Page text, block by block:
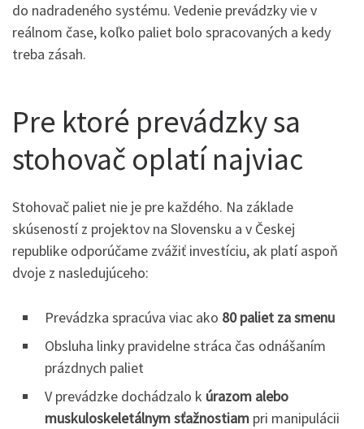
do nadradeného systému. Vedenie prevádzky vie v
reálnom čase, koľko paliet bolo spracovaných a kedy
treba zásah.
Pre ktoré prevádzky sa
stohovač oplatí najviac
Stohovač paliet nie je pre každého. Na základe
skúseností z projektov na Slovensku a v Českej
republike odporúčame zvážiť investíciu, ak platí aspoň
dvoje z nasledujúceho:
Prevádzka spracúva viac ako 80 paliet za smenu
Obsluha linky pravidelne stráca čas odnášaním
prázdnych paliet
V prevádzke dochádzalo k úrazom alebo
muskuloskeletálnym sťažnostiam pri manipulácii